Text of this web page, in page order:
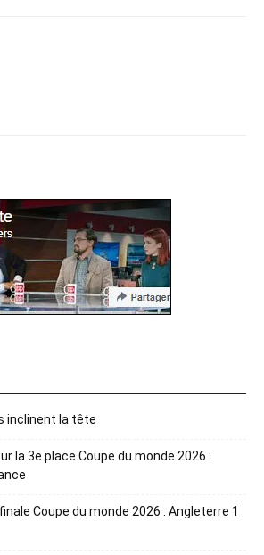
inclinent la tête
la 3e place Coupe du monde 2026 :
Coupe du monde 2026 : Angleterre 1